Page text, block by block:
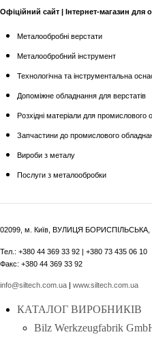
Офіційний сайт | Інтернет-магазин для
Металообробні верстати
Металообробний інструмент
Технологічна та інструментальна
Допоміжне обладнання для верстатів
Розхідні матеріали для промислового
Запчастини до промислового
Вироби з металу
Послуги з металообробки
02099, м. Київ, ВУЛИЦЯ БОРИСПІЛЬСЬКА,
Тел.: +380 44 369 33 92 | +380 73 435 06 10
Факс: +380 44 369 33 92
info@siltech.com.ua | www.siltech.com.ua
КАТАЛОГ ВИРОБНИКІВ
Bilz Werkzeugfabrik